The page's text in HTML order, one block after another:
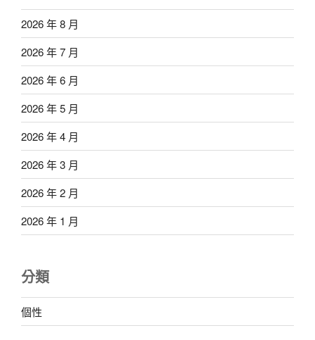
2026 年 8 月
2026 年 7 月
2026 年 6 月
2026 年 5 月
2026 年 4 月
2026 年 3 月
2026 年 2 月
2026 年 1 月
分類
個性